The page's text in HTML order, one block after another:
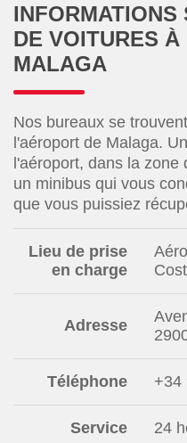
INFORMATIONS
DE VOITURES
MALAGA
Nos bureaux se
l'aéroport de Malaga.
l'aéroport, dans la zone
un minibus qui vous
que vous puissiez
Lieu de prise
en charge
Adresse
Téléphone +34
Service 24